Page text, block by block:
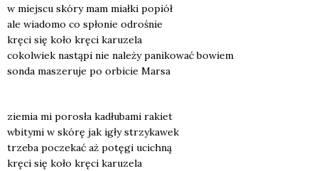
w miej­scu skó­ry mam miał­ki popiół
ale wia­do­mo co spło­nie odro­śnie
krę­ci się koło krę­ci karu­ze­la
cokol­wiek nastą­pi nie nale­ży pani­ko­wać bowiem
son­da masze­ru­je po orbi­cie Mar­sa
zie­mia mi poro­sła kadłu­ba­mi rakiet
wbi­ty­mi w skó­rę jak igły strzy­ka­wek
trze­ba pocze­kać aż potę­gi ucich­ną
krę­ci się koło krę­ci karu­ze­la